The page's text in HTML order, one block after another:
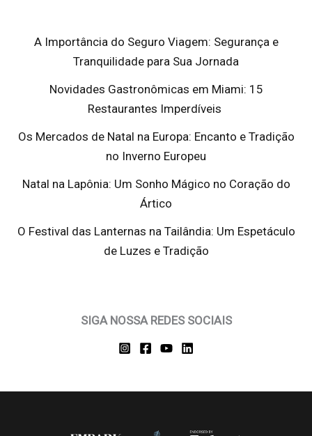
A Importância do Seguro Viagem: Segurança e
Tranquilidade para Sua Jornada
Novidades Gastronômicas em Miami: 15
Restaurantes Imperdíveis
Os Mercados de Natal na Europa: Encanto e Tradição
no Inverno Europeu
Natal na Lapônia: Um Sonho Mágico no Coração do
Ártico
O Festival das Lanternas na Tailândia: Um Espetáculo
de Luzes e Tradição
SIGA NOSSA REDES SOCIAIS